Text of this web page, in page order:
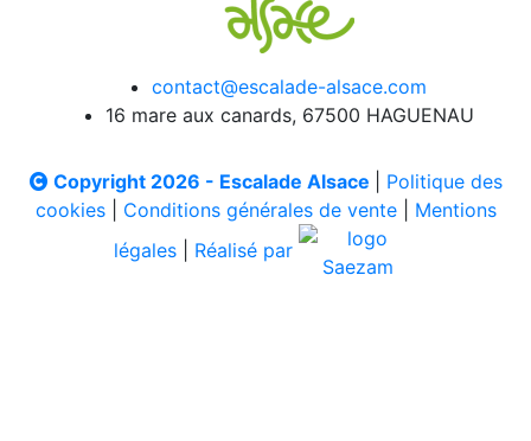
contact@escalade-alsace.com
16 mare aux canards, 67500 HAGUENAU
Copyright 2026 - Escalade Alsace
Politique des
cookies| Conditions générales de vente| Mentions
légales
Réalisé par